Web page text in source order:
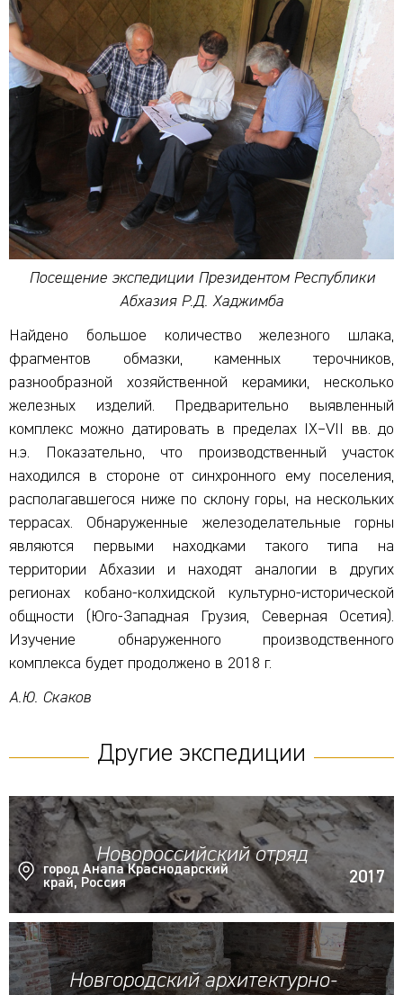
Посещение экспедиции Президентом Республики
Абхазия Р.Д. Хаджимба
Найдено большое количество железного шлака,
фрагментов обмазки, каменных терочников,
разнообразной хозяйственной керамики, несколько
железных изделий. Предварительно выявленный
комплекс можно датировать в пределах IX–VII вв. до
н.э. Показательно, что производственный участок
находился в стороне от синхронного ему поселения,
располагавшегося ниже по склону горы, на нескольких
террасах. Обнаруженные железоделательные горны
являются первыми находками такого типа на
территории Абхазии и находят аналогии в других
регионах кобано-колхидской культурно-исторической
общности (Юго-Западная Грузия, Северная Осетия).
Изучение обнаруженного производственного
комплекса будет продолжено в 2018 г.
А.Ю. Скаков
Другие экспедиции
Новороссийский отряд
город Анапа Краснодарский
край, Россия
2017
Новгородский архитектурно-